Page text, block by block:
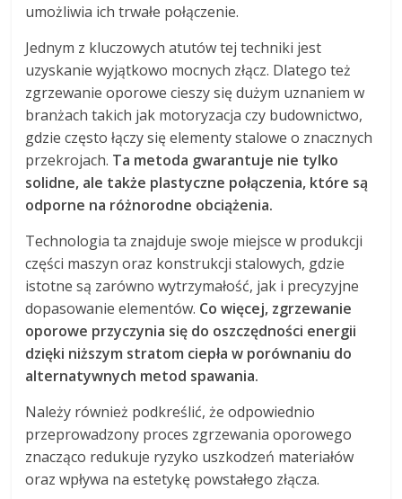
umożliwia ich trwałe połączenie.
Jednym z kluczowych atutów tej techniki jest
uzyskanie wyjątkowo mocnych złącz. Dlatego też
zgrzewanie oporowe cieszy się dużym uznaniem w
branżach takich jak motoryzacja czy budownictwo,
gdzie często łączy się elementy stalowe o znacznych
przekrojach. Ta metoda gwarantuje nie tylko
solidne, ale także plastyczne połączenia, które są
odporne na różnorodne obciążenia.
Technologia ta znajduje swoje miejsce w produkcji
części maszyn oraz konstrukcji stalowych, gdzie
istotne są zarówno wytrzymałość, jak i precyzyjne
dopasowanie elementów. Co więcej, zgrzewanie
oporowe przyczynia się do oszczędności energii
dzięki niższym stratom ciepła w porównaniu do
alternatywnych metod spawania.
Należy również podkreślić, że odpowiednio
przeprowadzony proces zgrzewania oporowego
znacząco redukuje ryzyko uszkodzeń materiałów
oraz wpływa na estetykę powstałego złącza.